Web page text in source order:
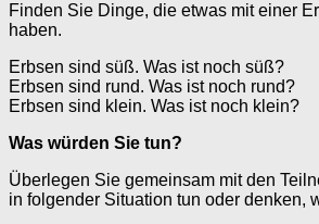
Finden Sie Dinge, die etwas mit einer
haben.
Erbsen sind süß. Was ist noch süß?
Erbsen sind rund. Was ist noch rund?
Erbsen sind klein. Was ist noch klein?
Was würden Sie tun?
Überlegen Sie gemeinsam mit den
in folgender Situation tun oder denken,